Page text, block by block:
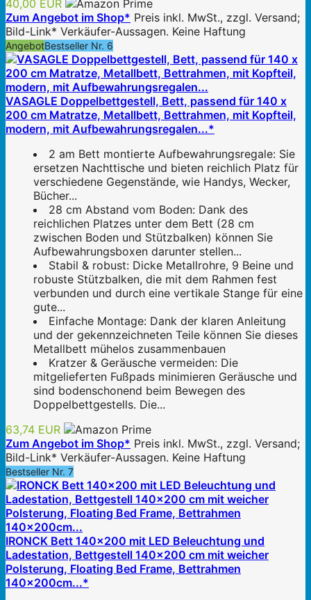
40,00 EUR
Zum Angebot im Shop* Preis inkl. MwSt., zzgl. Versand;
Bild-Link* Verkäufer-Aussagen. Keine Haftung
AngebotBestseller Nr. 6
VASAGLE Doppelbettgestell, Bett, passend für 140 x
200 cm Matratze, Metallbett, Bettrahmen, mit Kopfteil,
modern, mit Aufbewahrungsregalen...*
2 am Bett montierte Aufbewahrungsregale: Sie
ersetzen Nachttische und bieten reichlich Platz für
verschiedene Gegenstände, wie Handys, Wecker,
Bücher...
28 cm Abstand vom Boden: Dank des
reichlichen Platzes unter dem Bett (28 cm
zwischen Boden und Stützbalken) können Sie
Aufbewahrungsboxen darunter stellen...
Stabil & robust: Dicke Metallrohre, 9 Beine und
robuste Stützbalken, die mit dem Rahmen fest
verbunden und durch eine vertikale Stange für eine
gute...
Einfache Montage: Dank der klaren Anleitung
und der gekennzeichneten Teile können Sie dieses
Metallbett mühelos zusammenbauen
Kratzer & Geräusche vermeiden: Die
mitgelieferten Fußpads minimieren Geräusche und
sind bodenschonend beim Bewegen des
Doppelbettgestells. Die...
63,74 EUR
Zum Angebot im Shop* Preis inkl. MwSt., zzgl. Versand;
Bild-Link* Verkäufer-Aussagen. Keine Haftung
Bestseller Nr. 7
IRONCK Bett 140x200 mit LED Beleuchtung und
Ladestation, Bettgestell 140x200 cm mit weicher
Polsterung, Floating Bed Frame, Bettrahmen
140x200cm...*